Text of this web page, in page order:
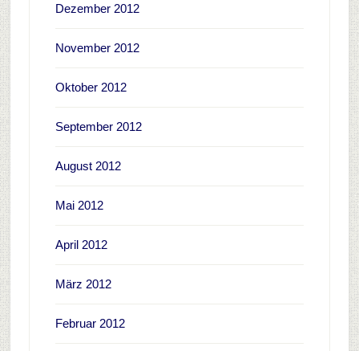
Dezember 2012
November 2012
Oktober 2012
September 2012
August 2012
Mai 2012
April 2012
März 2012
Februar 2012